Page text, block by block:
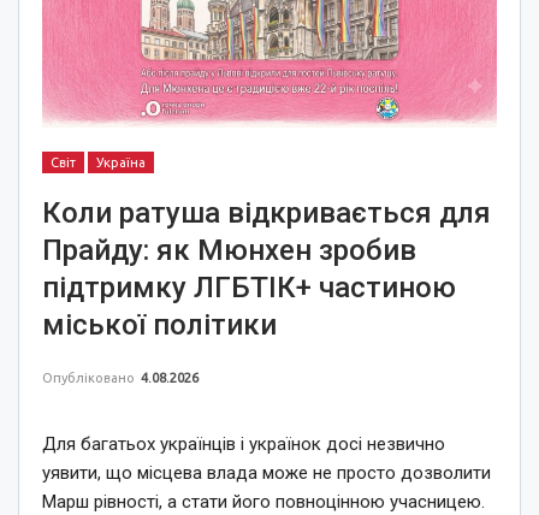
Світ Україна
Коли ратуша відкривається для
Прайду: як Мюнхен зробив
підтримку ЛГБТІК+ частиною
міської політики
Опубліковано 4.08.2026
Для багатьох українців і українок досі незвично
уявити, що місцева влада може не просто дозволити
Марш рівності, а стати його повноцінною учасницею.